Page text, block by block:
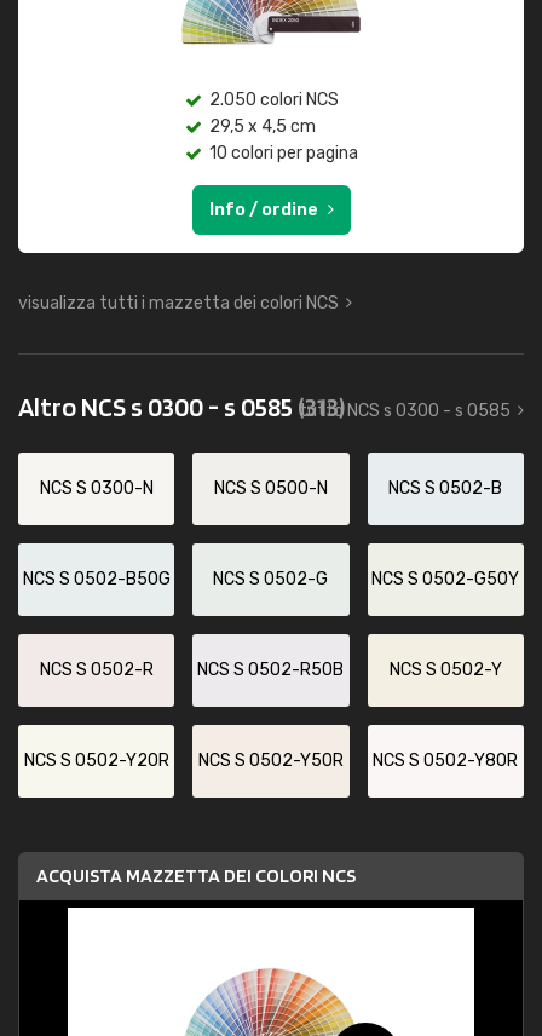
2.050 colori NCS
29,5 x 4,5 cm
10 colori per pagina
Info / ordine
visualizza tutti i mazzetta dei colori NCS
Altro NCS s 0300 - s 0585 (313)
tutto NCS s 0300 - s 0585
NCS S 0300-N NCS S 0500-N NCS S 0502-B
NCS S 0502-B50G NCS S 0502-G NCS S 0502-G50Y
NCS S 0502-R NCS S 0502-R50B NCS S 0502-Y
NCS S 0502-Y20R NCS S 0502-Y50R NCS S 0502-Y80R
ACQUISTA MAZZETTA DEI COLORI NCS